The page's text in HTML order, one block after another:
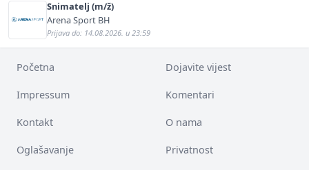
Snimatelj (m/ž)
Arena Sport BH
Prijava do: 14.08.2026. u 23:59
Početna Dojavite vijest
Impressum Komentari
Kontakt O nama
Oglašavanje Privatnost